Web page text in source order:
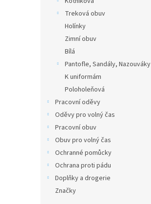
Treková obuv
Holínky
Zimní obuv
Bílá
Pantofle, Sandály, Nazouváky
K uniformám
Poloholeňová
Pracovní oděvy
Oděvy pro volný čas
Pracovní obuv
Obuv pro volný čas
Ochranné pomůcky
Ochrana proti pádu
Doplňky a drogerie
Značky